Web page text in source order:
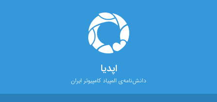
اپدیا
دانش‌نامه‌ی المپیاد کامپیوتر ایران